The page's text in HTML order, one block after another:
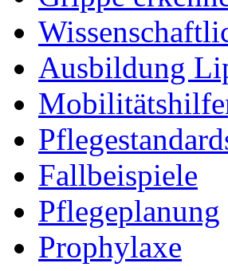
Ausbildung
Fallbeispiele
Pflegeplanung
Prophylaxe